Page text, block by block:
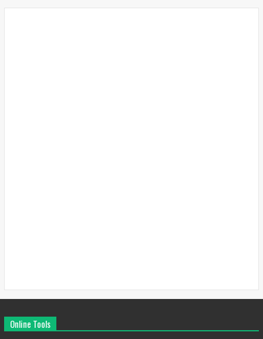
Online Tools